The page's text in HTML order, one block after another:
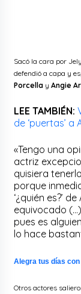
Sacó la cara por
defendió a capa y
Porcella yAngie
LEE TAMBIÉN:
de ‘puertas’ a
«Tengo una
actriz
quisiera
porque
‘¿quién es?’
equivocado (…)
pues es
lo hace
Alegra tus días
Otros actores